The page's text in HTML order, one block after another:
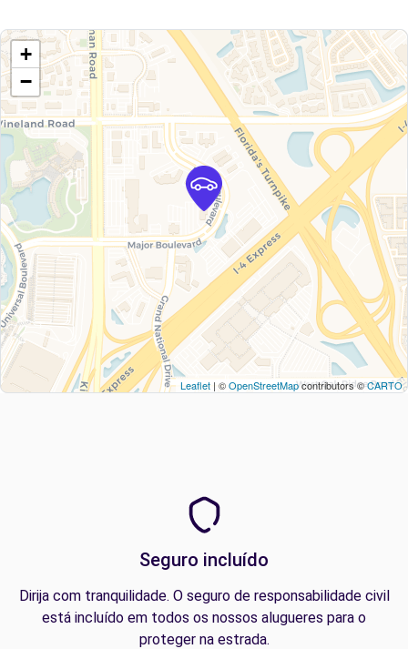
+
−
Leaflet | ©OpenStreetMapcontributors ©CARTO
Seguro incluído
Dirija com tranquilidade. O seguro de responsabilidade civil
está incluído em todos os nossos alugueres para o
proteger na estrada.